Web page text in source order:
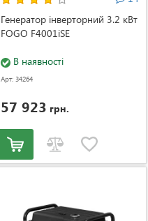
Генератор інверторний 3.2 кВт
FOGO F4001iSE
В наявності
Арт: 34264
57 923 грн.